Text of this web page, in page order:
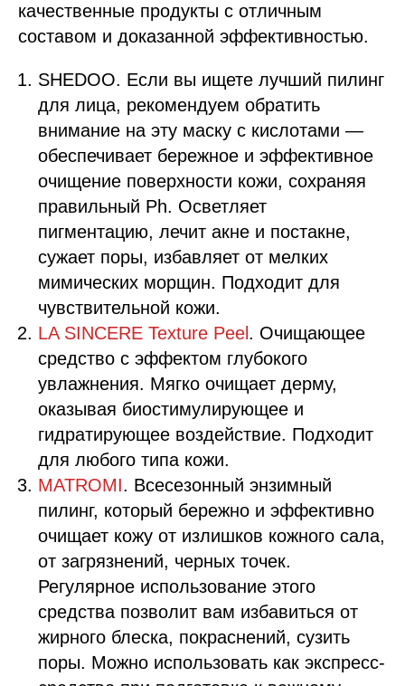
качественные продукты с отличным
составом и доказанной эффективностью.
SHEDOO. Если вы ищете лучший пилинг
для лица, рекомендуем обратить
внимание на эту маску с кислотами —
обеспечивает бережное и эффективное
очищение поверхности кожи, сохраняя
правильный Ph. Осветляет
пигментацию, лечит акне и постакне,
сужает поры, избавляет от мелких
мимических морщин. Подходит для
чувствительной кожи.
LA SINCERE Texture Peel . Очищающее
средство с эффектом глубокого
увлажнения. Мягко очищает дерму,
оказывая биостимулирующее и
гидратирующее воздействие. Подходит
для любого типа кожи.
MATROMI. Всесезонный энзимный
пилинг, который бережно и эффективно
очищает кожу от излишков кожного сала,
от загрязнений, черных точек.
Регулярное использование этого
средства позволит вам избавиться от
жирного блеска, покраснений, сузить
поры. Можно использовать как экспресс-